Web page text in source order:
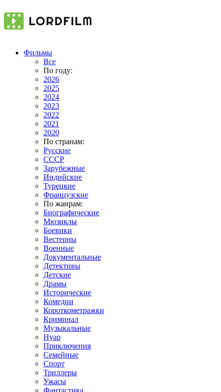
Фильмы
Все
По году:
2026
2025
2024
2023
2022
2021
2020
По странам:
Русские
СССР
Зарубежные
Индийские
Турецкие
Французские
По жанрам:
Биографические
Мюзиклы
Боевики
Вестерны
Военные
Документальные
Детективы
Детские
Драмы
Исторические
Комедии
Короткометражки
Криминал
Музыкальные
Нуар
Приключения
Семейные
Спорт
Триллеры
Ужасы
Фантастика